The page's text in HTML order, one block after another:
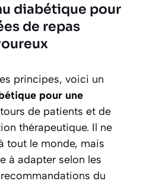
diabétique pour
de repas
principes, voici un
pour une
de patients et de
thérapeutique. Il ne
tout le monde, mais
à adapter selon les
du